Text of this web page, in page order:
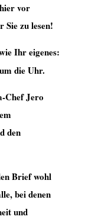
vor
zu lesen!
Ihr eigenes:
die Uhr.
Chef Jero
den
Brief wohl
bei denen
und